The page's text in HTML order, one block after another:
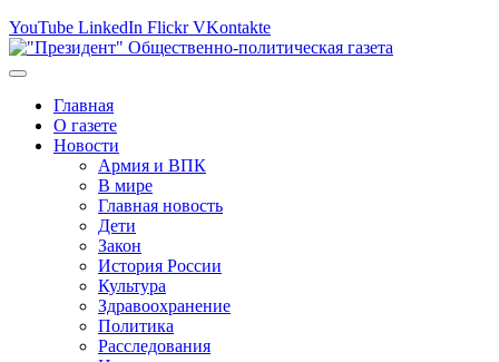
YouTube LinkedIn Flickr VKontakte
Главная
О газете
Новости
Армия и ВПК
В мире
Главная новость
Дети
Закон
История России
Культура
Здравоохранение
Политика
Расследования